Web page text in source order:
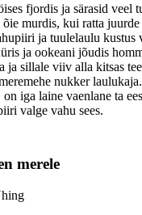
fjordis ja särasid veel
murdis, kui ratta juurde
ja tuulelaulu kustus
ja ookeani jõudis
ja sillale viiv alla kitsas
nukker
iga laine vaenlane ta
valge vahu sees.
merele